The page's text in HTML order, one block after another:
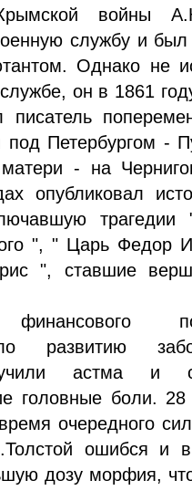
войны
службу и был
Однако не
он в 1861
писатель
Петербургом -
- на
опубликовал
трагедии
", " Царь Федор
", ставшие
развитию
астма и
головные боли. 28
очередного
ошибся и
дозу морфия,